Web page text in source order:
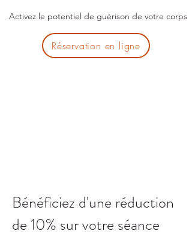
Activez le potentiel de guérison de votre corps
Réservation en ligne
Bénéficiez d'une réduction
de 10% sur votre séance